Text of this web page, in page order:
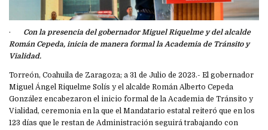
·
Con la presencia del gobernador Miguel Riquelme y del alcalde
Román Cepeda, inicia de manera formal la Academia de Tránsito y
Vialidad.
Torreón, Coahuila de Zaragoza; a 31 de Julio de 2023.- El gobernador
Miguel Ángel Riquelme Solís y el alcalde Román Alberto Cepeda
González encabezaron el inicio formal de la Academia de Tránsito y
Vialidad, ceremonia en la que el Mandatario estatal reiteró que en los
123 días que le restan de Administración seguirá trabajando con